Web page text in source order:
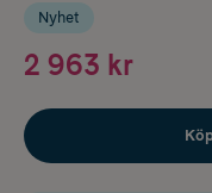
Nyhet
2 963 kr